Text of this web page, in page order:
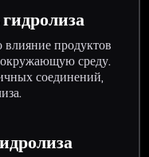
влияние продуктов
окружающую среду.
соединений,